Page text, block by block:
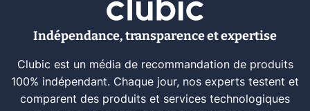
Indépendance, transparence et expertise
Clubic est un média de recommandation de produits
100% indépendant. Chaque jour, nos experts testent et
comparent des produits et services technologiques